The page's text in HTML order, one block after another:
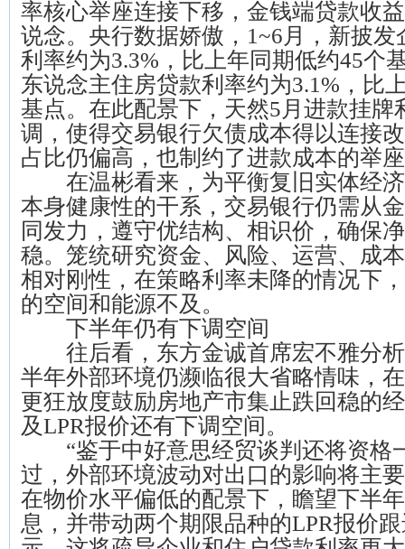
率核心举座连接下移，金钱端贷款收
说念。央行数据娇傲，1~6月，新披
利率约为3.3%，比上年同期低约45个
东说念主住房贷款利率约为3.1%，比
基点。在此配景下，天然5月进款挂牌
调，使得交易银行欠债成本得以连接
占比仍偏高，也制约了进款成本的举
在温彬看来，为平衡复旧实体经济
本身健康性的干系，交易银行仍需从
同发力，遵守优结构、相识价，确保
稳。笼统研究资金、风险、运营、成
相对刚性，在策略利率未降的情况下
的空间和能源不及。
下半年仍有下调空间
往后看，东方金诚首席宏不雅分析
半年外部环境仍濒临很大省略情味，
更狂放度鼓励房地产市集止跌回稳的
及LPR报价还有下调空间。
“鉴于中好意思经贸谈判还将资格
过，外部环境波动对出口的影响将主
在物价水平偏低的配景下，瞻望下半
息，并带动两个期限品种的LPR报价